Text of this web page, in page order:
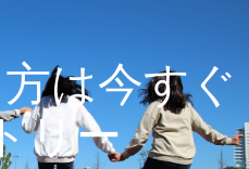
は今すぐ
リー